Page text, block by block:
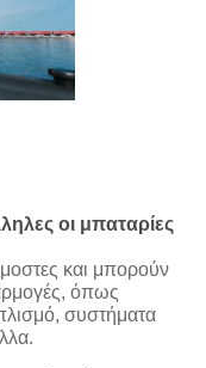
οι μπαταρίες
και μπορούν
όπως
συστήματα